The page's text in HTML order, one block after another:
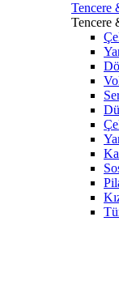
Tencere
Tencere